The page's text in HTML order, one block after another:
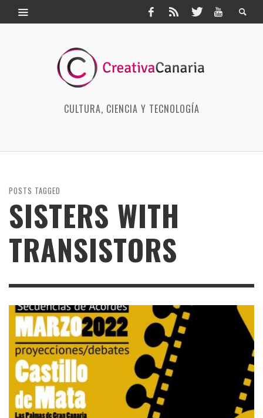
CULTURA, CIENCIA Y TECNOLOGÍA
POSTS TAGGED
SISTERS WITH
TRANSISTORS